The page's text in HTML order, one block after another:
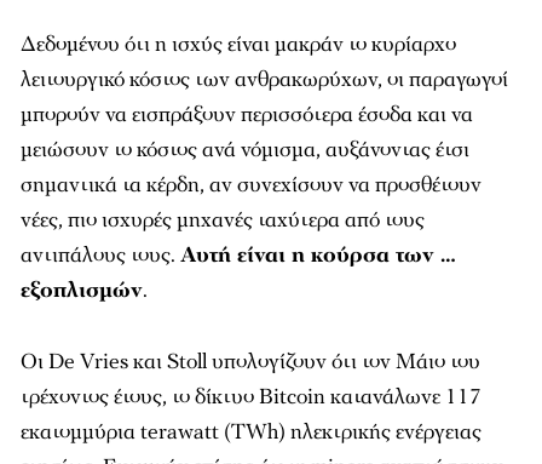
Δεδομένου ότι η ισχύς είναι μακράν το κυρίαρχο
λειτουργικό κόστος των ανθρακωρύχων, οι παραγωγοί
μπορούν να εισπράξουν περισσότερα έσοδα και να
μειώσουν το κόστος ανά νόμισμα, αυξάνοντας έτσι
σημαντικά τα κέρδη, αν συνεχίσουν να προσθέτουν
νέες, πιο ισχυρές μηχανές ταχύτερα από τους
αντιπάλους τους. Αυτή είναι η κούρσα των …
εξοπλισμών.
Οι De Vries και Stoll υπολογίζουν ότι τον Μάιο του
τρέχοντος έτους, το δίκτυο Bitcoin κατανάλωνε 117
εκατομμύρια terawatt (TWh) ηλεκτρικής ενέργειας